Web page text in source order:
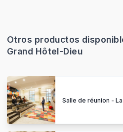
Otros productos
Grand Hôtel-Dieu
Salle de réunion -